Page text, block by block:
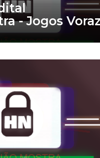
- Jogos
de competições e